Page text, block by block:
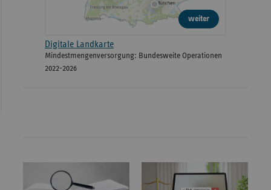
weiter
Digitale Landkarte
Mindestmengenversorgung: Bundesweite Operationen
2022-2026